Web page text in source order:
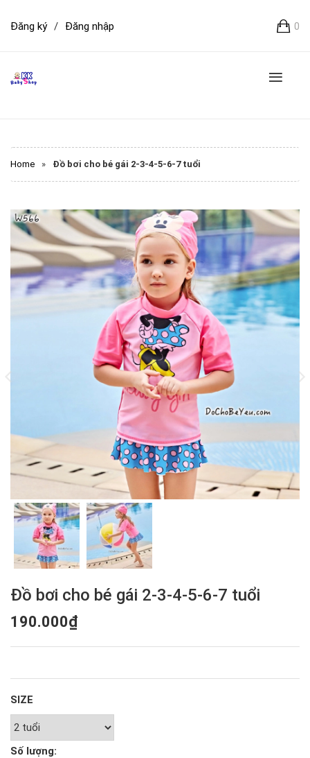
0
Đăng ký / Đăng nhập
Home » Đồ bơi cho bé gái 2-3-4-5-6-7 tuổi
Đồ bơi cho bé gái 2-3-4-5-6-7 tuổi
190.000₫
SIZE
Số lượng: